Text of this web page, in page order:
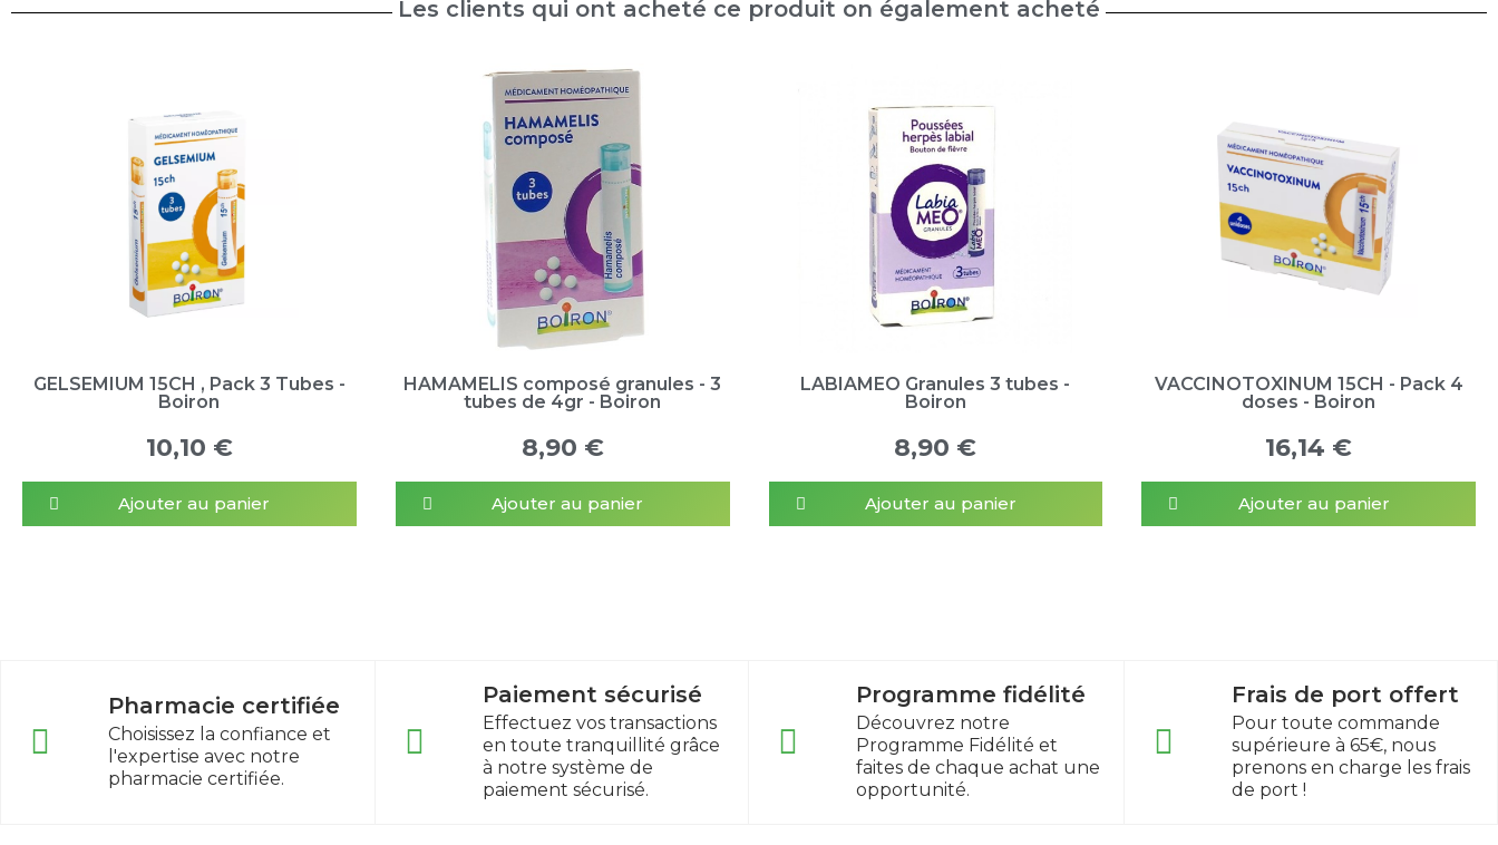
Les clients qui ont acheté ce produit on également acheté
GELSEMIUM 15CH , Pack 3 Tubes -
Boiron
10,10 €
Ajouter au panier
HAMAMELIS composé granules - 3
tubes de 4gr - Boiron
8,90 €
Ajouter au panier
LABIAMEO Granules 3 tubes -
Boiron
8,90 €
Ajouter au panier
VACCINOTOXINUM 15CH - Pack 4
doses - Boiron
16,14 €
Ajouter au panier
Pharmacie certifiée
Choisissez la confiance et
l'expertise avec notre
pharmacie certifiée.
Paiement sécurisé
Effectuez vos transactions
en toute tranquillité grâce
à notre système de
paiement sécurisé.
Programme fidélité
Découvrez notre
Programme Fidélité et
faites de chaque achat une
opportunité.
Frais de port offert
Pour toute commande
supérieure à 65€, nous
prenons en charge les frais
de port !